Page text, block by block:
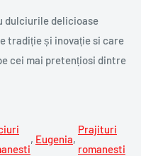
dulciurile delicioase
tradiție și inovație si care
cei mai pretențiosi dintre
, Eugenia,
Prajituri
romanesti